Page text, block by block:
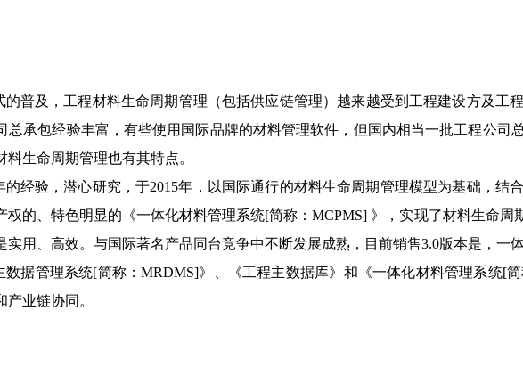
的普及，工程材料生命周期管理（包括供应链管理）越来越受到工程建设方及
总承包经验丰富，有些使用国际品牌的材料管理软件，但国内相当一批工程公
生命周期管理也有其特点。
的经验，潜心研究，于2015年，以国际通行的材料生命周期管理模型为基础，结
权的、特色明显的《一体化材料管理系统[简称：MCPMS] 》，实现了材料生命周
实用、高效。与国际著名产品同台竞争中不断发展成熟，目前销售3.0版本是，一
数据管理系统[简称：MRDMS]》、《工程主数据库》和《一体化材料管理系统[简
业链协同。